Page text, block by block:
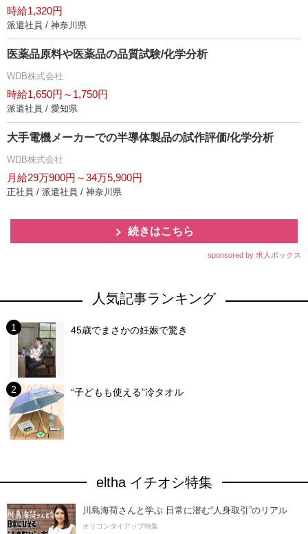
時給1,320円
派遣社員 / 神奈川県
医薬品原料や医薬品の品質試験/化学分析
WDB株式会社
時給1,650円～1,750円
派遣社員 / 愛知県
大手電機メーカーでの半導体製品の試作評価/化学分析
WDB株式会社
月給29万900円～34万5,900円
正社員 / 派遣社員 / 神奈川県
続きはこちら
sponsored by 求人ボックス
人気記事ランキング
45歳でまさかの妊娠で驚き
“子どもも使える”冷タオル
eltha イチオシ特集
川島海荷さんと学ぶ 日常に潜む“人身取引”のリアル
オリコンタイアップ特集